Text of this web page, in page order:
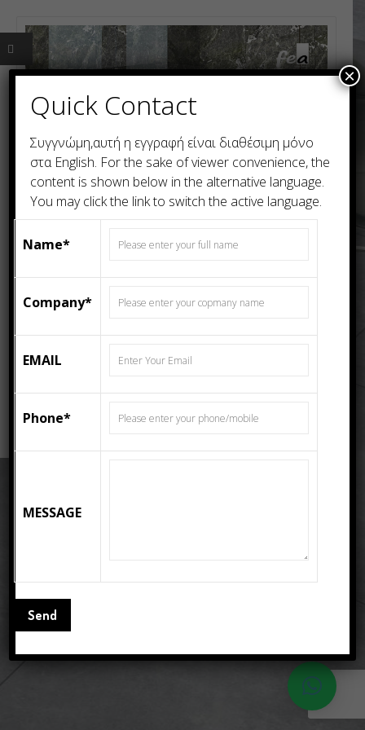
(English) AINARA LEAF – High Glossy Porcelain
Floor Tiles
Quick Contact
Συγγνώμη,αυτή η εγγραφή είναι διαθέσιμη μόνο
στα English. For the sake of viewer convenience, the
content is shown below in the alternative language.
You may click the link to switch the active language.
Name*
Company*
EMAIL
Phone*
MESSAGE
×